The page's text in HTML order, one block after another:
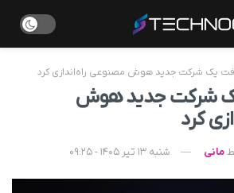
یک شرکت جدید هوش مصنوعی راه‌اندازی کرد
شرکت جدید هوش
کرد
مانی شنبه 13 تیر 1405 - 09:25